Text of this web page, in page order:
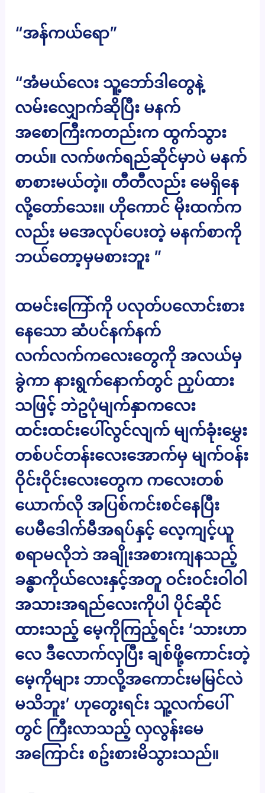
“အန်ကယ်ရော”
“အံမယ်လေး သူ့ဘော်ဒါတွေနဲ့
လမ်းလျှောက်ဆိုပြီး မနက်
အစောကြီးကတည်းက ထွက်သွား
တယ်။ လက်ဖက်ရည်ဆိုင်မှာပဲ မနက်
စာစားမယ်တဲ့။ တီတီလည်း မေရှိနေ
လို့တော်သေး။ ဟိုကောင် မိုးထက်က
လည်း မအေလုပ်ပေးတဲ့ မနက်စာကို
ဘယ်တော့မှမစားဘူး ”
ထမင်းကြော်ကို ပလုတ်ပလောင်းစား
နေသော ဆံပင်နက်နက်
လက်လက်ကလေးတွေကို အလယ်မှ
ခွဲကာ နားရွက်နောက်တွင် ညှပ်ထား
သဖြင့် ဘဲဥပုံမျက်နှာကလေး
ထင်းထင်းပေါ်လွင်လျက် မျက်ခုံးမွှေး
တစ်ပင်တန်းလေးအောက်မှ မျက်ဝန်း
ဝိုင်းဝိုင်းလေးတွေက ကလေးတစ်
ယောက်လို အပြစ်ကင်းစင်နေပြီး
ပေမီဒေါက်မီအရပ်နှင့် လေ့ကျင့်ယူ
စရာမလိုဘဲ အချိုးအစားကျနသည့်
ခန္ဓာကိုယ်လေးနှင့်အတူ ဝင်းဝင်းဝါဝါ
အသားအရည်လေးကိုပါ ပိုင်ဆိုင်
ထားသည့် မေ့ကိုကြည့်ရင်း ‘သားဟာ
လေ ဒီလောက်လှပြီး ချစ်ဖို့ကောင်းတဲ့
မေ့ကိုများ ဘာလို့အကောင်းမမြင်လဲ
မသိဘူး’ ဟုတွေးရင်း သူ့လက်ပေါ်
တွင် ကြီးလာသည့် လှလွန်းမေ
အကြောင်း စဥ်းစားမိသွားသည်။